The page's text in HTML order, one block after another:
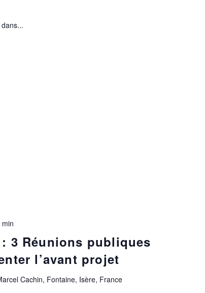
: 3 Réunions publiques
l’avant projet
Cachin, Fontaine, Isère, France